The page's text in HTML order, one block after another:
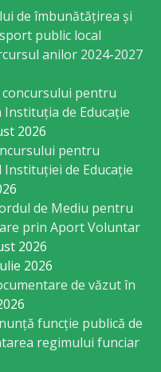
de îmbunătățirea și
public local
anilor 2024-2027
pentru
de Educație
2026
pentru
de Educație
de Mediu pentru
prin Aport Voluntar
2026
2026
de văzut în
funcție publică de
regimului funciar